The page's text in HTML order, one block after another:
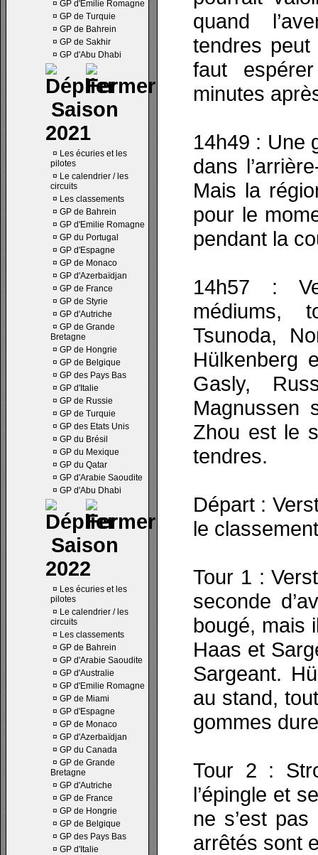
¤ GP d'Emilie Romagne
¤ GP de Turquie
¤ GP de Bahrein
¤ GP de Sakhir
¤ GP d'Abu Dhabi
Saison
2021
¤ Les écuries et les
pilotes
¤ Le calendrier / les
circuits
¤ Les classements
¤ GP de Bahrein
¤ GP d'Emilie Romagne
¤ GP du Portugal
¤ GP d'Espagne
¤ GP de Monaco
¤ GP d'Azerbaïdjan
¤ GP de France
¤ GP de Styrie
¤ GP d'Autriche
¤ GP de Grande
Bretagne
¤ GP de Hongrie
¤ GP de Belgique
¤ GP des Pays Bas
¤ GP d'Italie
¤ GP de Russie
¤ GP de Turquie
¤ GP des Etats Unis
¤ GP du Brésil
¤ GP du Mexique
¤ GP du Qatar
¤ GP d'Arabie Saoudite
¤ GP d'Abu Dhabi
Saison
2022
¤ Les écuries et les
pilotes
¤ Le calendrier / les
circuits
¤ Les classements
¤ GP de Bahrein
¤ GP d'Arabie Saoudite
¤ GP d'Australie
¤ GP d'Emilie Romagne
¤ GP de Miami
¤ GP d'Espagne
¤ GP de Monaco
¤ GP d'Azerbaïdjan
¤ GP du Canada
¤ GP de Grande
Bretagne
¤ GP d'Autriche
¤ GP de France
¤ GP de Hongrie
¤ GP de Belgique
¤ GP des Pays Bas
¤ GP d'Italie
quand
tendres
faut
minutes
14h49 : Une
dans
Mais la
pour le
pendant la
14h57 :
médiums,
Tsunoda,
Hülkenberg
Gasly,
Magnussen
Zhou est le
tendres.
Départ :
le
Tour 1 :
seconde
bougé, mais
Haas et
Sargeant.
au stand,
gommes
Tour 2 :
l’épingle et
ne s’est
arrêtés sont